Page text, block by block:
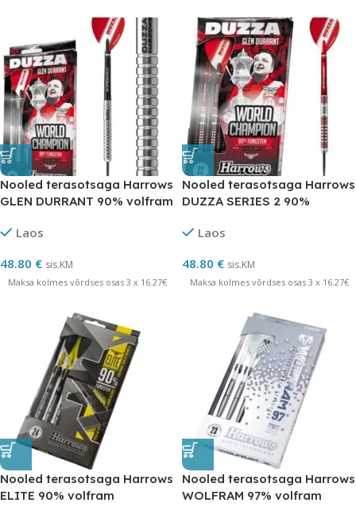
Nooled terasotsaga Harrows
GLEN DURRANT 90% volfram
Laos
48.80 € sis.KM
Maksa kolmes võrdses osas 3 x 16.27€
Nooled terasotsaga Harrows
DUZZA SERIES 2 90%
Laos
48.80 € sis.KM
Maksa kolmes võrdses osas 3 x 16.27€
Nooled terasotsaga Harrows
ELITE 90% volfram
Nooled terasotsaga Harrows
WOLFRAM 97% volfram